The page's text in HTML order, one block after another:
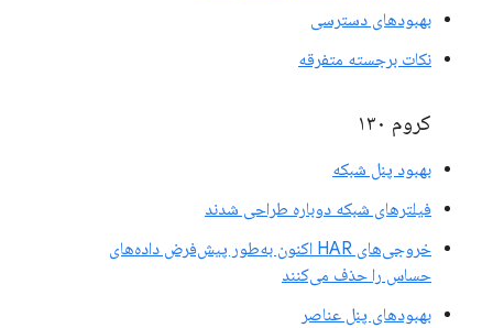
بهبودهای دسترسی
نکات برجسته متفرقه
کروم ۱۳۰
بهبود پنل شبکه
فیلترهای شبکه دوباره طراحی شدند
خروجی‌های HAR اکنون به‌طور پیش‌فرض داده‌های
حساس را حذف می‌کنند
بهبودهای پنل عناصر